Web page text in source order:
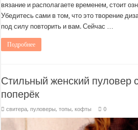
вязание и располагаете временем, стоит
Убедитесь сами в том, что это творение
под силу повторить и вам. Сейчас …
Подробнее
Стильный женский пуловер
поперёк
свитера, пуловеры, топы, кофты 0